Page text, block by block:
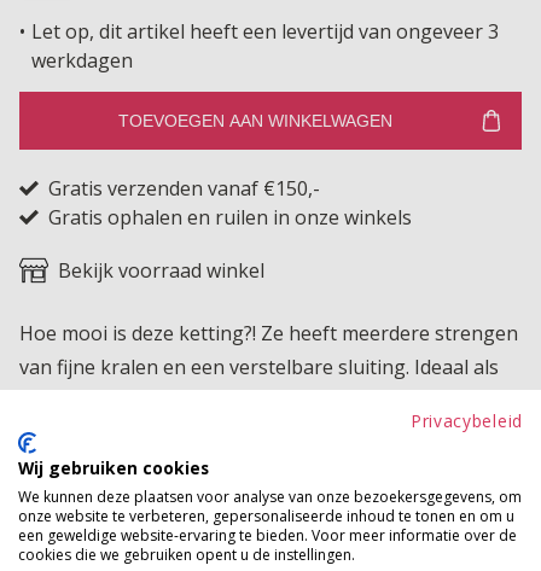
Let op, dit artikel heeft een levertijd van ongeveer 3
werkdagen
TOEVOEGEN AAN WINKELWAGEN
Gratis verzenden vanaf €150,-
Gratis ophalen en ruilen in onze winkels
Bekijk voorraad winkel
Hoe mooi is deze ketting?! Ze heeft meerdere strengen
van fijne kralen en een verstelbare sluiting. Ideaal als
toevoeging aan een casual look.
Product kenmerken
Betaalinformatie
Privacybeleid
Wij gebruiken cookies
We kunnen deze plaatsen voor analyse van onze bezoekersgegevens, om
onze website te verbeteren, gepersonaliseerde inhoud te tonen en om u
een geweldige website-ervaring te bieden. Voor meer informatie over de
cookies die we gebruiken opent u de instellingen.